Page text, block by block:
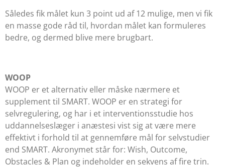
Således fik målet kun 3 point ud af 12 mulige, men vi fik
en masse gode råd til, hvordan målet kan formuleres
bedre, og dermed blive mere brugbart.
WOOP
WOOP er et alternativ eller måske nærmere et
supplement til SMART. WOOP er en strategi for
selvregulering, og har i et interventionsstudie hos
uddannelseslæger i anæstesi vist sig at være mere
effektivt i forhold til at gennemføre mål for selvstudier
end SMART. Akronymet står for: Wish, Outcome,
Obstacles & Plan og indeholder en sekvens af fire trin.